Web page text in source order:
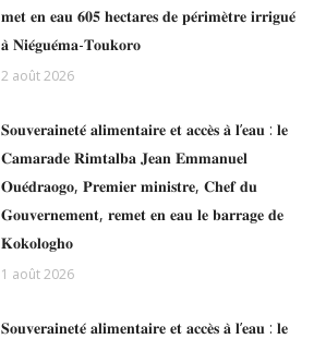
𝐦𝐞𝐭 𝐞𝐧 𝐞𝐚𝐮 𝟔𝟎𝟓 𝐡𝐞𝐜𝐭𝐚𝐫𝐞𝐬 𝐝𝐞 𝐩𝐞́𝐫𝐢𝐦𝐞̀𝐭𝐫𝐞 𝐢𝐫𝐫𝐢𝐠𝐮𝐞́
𝐚̀ 𝐍𝐢𝐞́𝐠𝐮𝐞́𝐦𝐚-𝐓𝐨𝐮𝐤𝐨𝐫𝐨
2 août 2026
𝐒𝐨𝐮𝐯𝐞𝐫𝐚𝐢𝐧𝐞𝐭𝐞́ 𝐚𝐥𝐢𝐦𝐞𝐧𝐭𝐚𝐢𝐫𝐞 𝐞𝐭 𝐚𝐜𝐜𝐞̀𝐬 𝐚̀ 𝐥’𝐞𝐚𝐮 : 𝐥𝐞
𝐂𝐚𝐦𝐚𝐫𝐚𝐝𝐞 𝐑𝐢𝐦𝐭𝐚𝐥𝐛𝐚 𝐉𝐞𝐚𝐧 𝐄𝐦𝐦𝐚𝐧𝐮𝐞𝐥
𝐎𝐮𝐞́𝐝𝐫𝐚𝐨𝐠𝐨, 𝐏𝐫𝐞𝐦𝐢𝐞𝐫 𝐦𝐢𝐧𝐢𝐬𝐭𝐫𝐞, 𝐂𝐡𝐞𝐟 𝐝𝐮
𝐆𝐨𝐮𝐯𝐞𝐫𝐧𝐞𝐦𝐞𝐧𝐭, 𝐫𝐞𝐦𝐞𝐭 𝐞𝐧 𝐞𝐚𝐮 𝐥𝐞 𝐛𝐚𝐫𝐫𝐚𝐠𝐞 𝐝𝐞
𝐊𝐨𝐤𝐨𝐥𝐨𝐠𝐡𝐨
1 août 2026
𝐒𝐨𝐮𝐯𝐞𝐫𝐚𝐢𝐧𝐞𝐭𝐞́ 𝐚𝐥𝐢𝐦𝐞𝐧𝐭𝐚𝐢𝐫𝐞 𝐞𝐭 𝐚𝐜𝐜𝐞̀𝐬 𝐚̀ 𝐥’𝐞𝐚𝐮 : 𝐥𝐞